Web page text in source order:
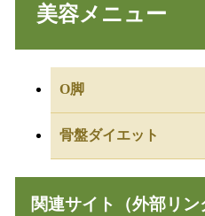
美容メニュー
O脚
骨盤ダイエット
関連サイト（外部リン